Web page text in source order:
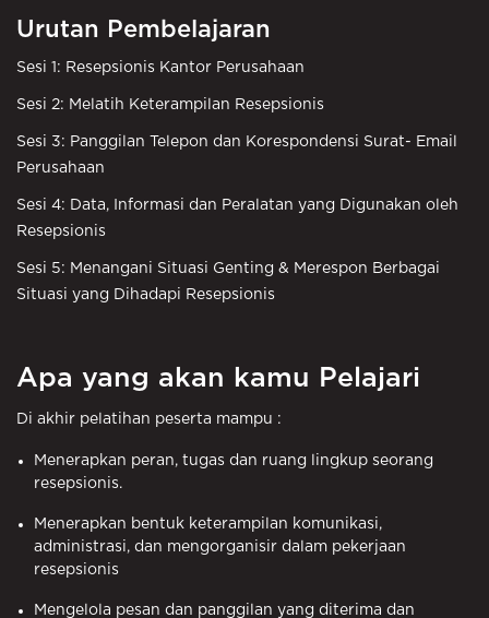
Urutan Pembelajaran
Sesi 1: Resepsionis Kantor Perusahaan
Sesi 2: Melatih Keterampilan Resepsionis
Sesi 3: Panggilan Telepon dan Korespondensi Surat- Email
Perusahaan
Sesi 4: Data, Informasi dan Peralatan yang Digunakan oleh
Resepsionis
Sesi 5: Menangani Situasi Genting & Merespon Berbagai
Situasi yang Dihadapi Resepsionis
Apa yang akan kamu Pelajari
Di akhir pelatihan peserta mampu :
Menerapkan peran, tugas dan ruang lingkup seorang
resepsionis.
Menerapkan bentuk keterampilan komunikasi,
administrasi, dan mengorganisir dalam pekerjaan
resepsionis
Mengelola pesan dan panggilan yang diterima dan